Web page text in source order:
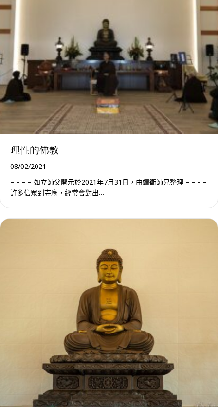
理性的佛教
08/02/2021
– – – – 如立師父開示於2021年7月31日，由靖衛師兄整理 – – – –
許多信眾到寺廟，經常會對出…